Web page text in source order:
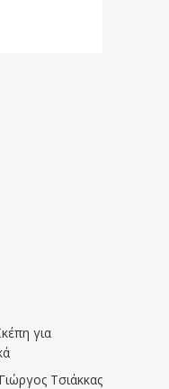
για
Τσιάκκας